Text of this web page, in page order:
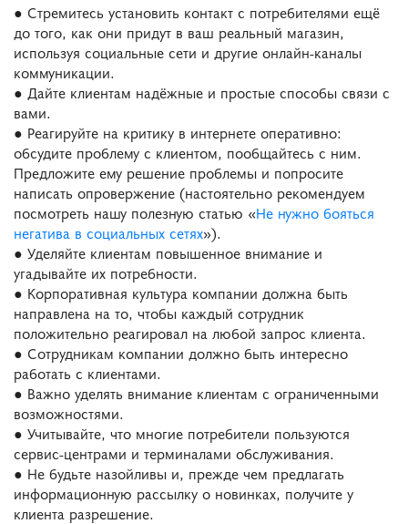
● Стремитесь установить контакт с потребителями ещё
до того, как они придут в ваш реальный магазин,
используя социальные сети и другие онлайн-каналы
коммуникации.
● Дайте клиентам надёжные и простые способы связи с
вами.
● Реагируйте на критику в интернете оперативно:
обсудите проблему с клиентом, пообщайтесь с ним.
Предложите ему решение проблемы и попросите
написать опровержение (настоятельно рекомендуем
посмотреть нашу полезную статью «Не нужно бояться
негатива в социальных сетях»).
● Уделяйте клиентам повышенное внимание и
угадывайте их потребности.
● Корпоративная культура компании должна быть
направлена на то, чтобы каждый сотрудник
положительно реагировал на любой запрос клиента.
● Сотрудникам компании должно быть интересно
работать с клиентами.
● Важно уделять внимание клиентам с ограниченными
возможностями.
● Учитывайте, что многие потребители пользуются
сервис-центрами и терминалами обслуживания.
● Не будьте назойливы и, прежде чем предлагать
информационную рассылку о новинках, получите у
клиента разрешение.